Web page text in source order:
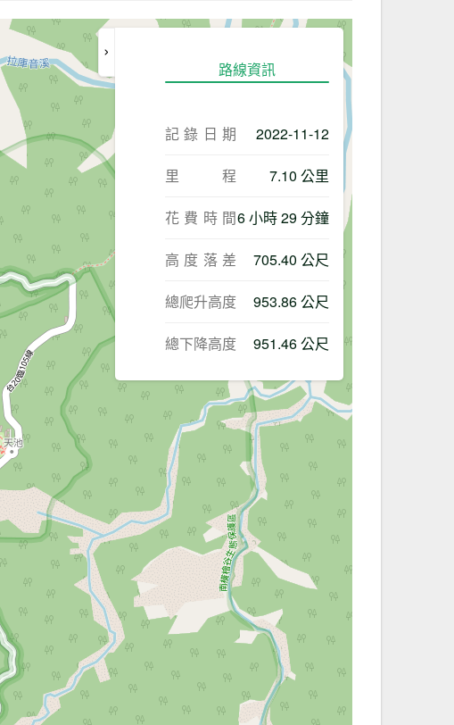
路線資訊
記錄日期 2022-11-12
里程 7.10 公里
花費時間6 小時 29 分鐘
高度落差 705.40 公尺
總爬升高度 953.86 公尺
總下降高度 951.46 公尺